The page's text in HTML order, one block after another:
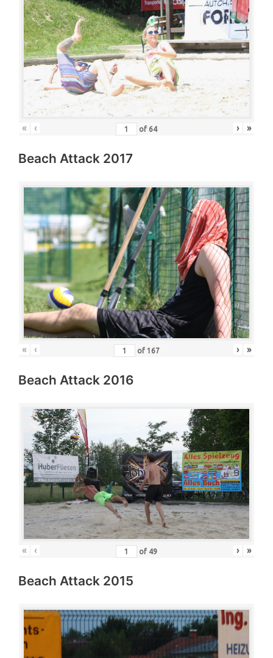
« ‹ of 64 › »
Beach Attack 2017
« ‹ of 167 › »
Beach Attack 2016
« ‹ of 49 › »
Beach Attack 2015